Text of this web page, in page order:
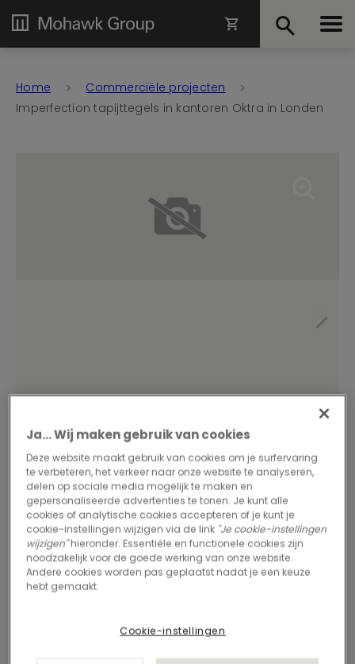
Home
Commerciële projecten
Imperfection tapijttegels in kantoren Oktra in Londen
Imperfection blijkt
perfect voor Oktra
Oktra is een Brits toonaangevend ontwerp- en bouwbedrijf.
Toen het hoofdkantoor in Londen moest worden uitgebreid,
staat is kantoren te op te leveren die inspirerend, flexibel
en stimulerend zijn. Stap in onze Imperfection premium
tapijttegels.
Ja... Wij maken gebruik van cookies
Deze website maakt gebruik van cookies om je surfervaring
te verbeteren, het verkeer naar onze website te analyseren,
delen op sociale media mogelijk te maken en
gepersonaliseerde advertenties te tonen. Je kunt alle
cookies of analytische cookies accepteren of je kunt je
cookie-instellingen wijzigen via de link "Je cookie-instellingen
wijzigen"hieronder. Essentiële en functionele cookies zijn
noodzakelijk voor de goede werking van onze website.
Andere cookies worden pas geplaatst nadat je een keuze
hebt gemaakt.
Cookie-instellingen